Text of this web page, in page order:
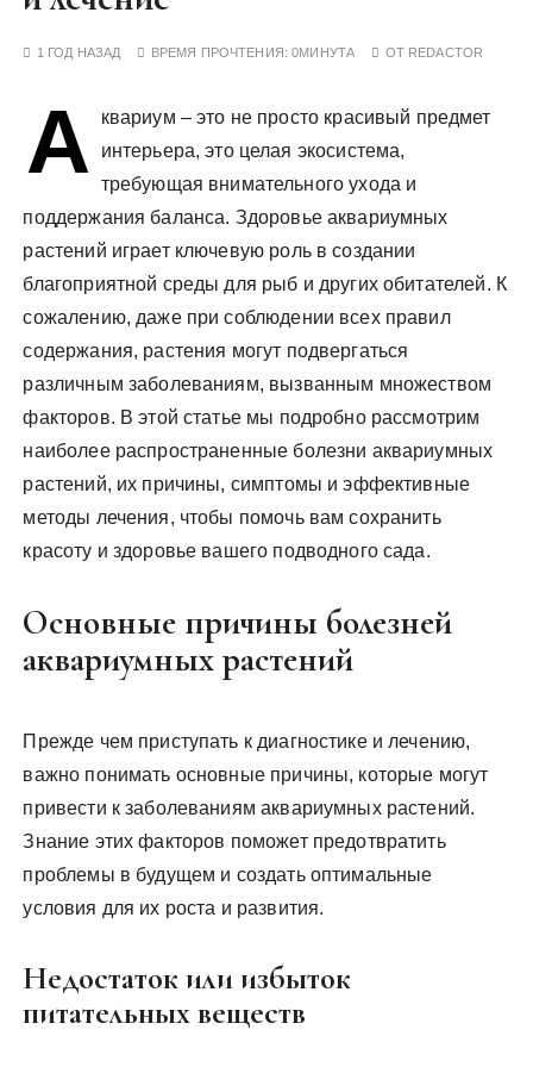
1 ГОД НАЗАД ВРЕМЯ ПРОЧТЕНИЯ:0МИНУТА ОТ REDACTOR
А
квариум – это не просто красивый предмет
интерьера, это целая экосистема,
требующая внимательного ухода и
поддержания баланса. Здоровье аквариумных
растений играет ключевую роль в создании
благоприятной среды для рыб и других обитателей. К
сожалению, даже при соблюдении всех правил
содержания, растения могут подвергаться
различным заболеваниям, вызванным множеством
факторов. В этой статье мы подробно рассмотрим
наиболее распространенные болезни аквариумных
растений, их причины, симптомы и эффективные
методы лечения, чтобы помочь вам сохранить
красоту и здоровье вашего подводного сада.
Основные причины болезней
аквариумных растений
Прежде чем приступать к диагностике и лечению,
важно понимать основные причины, которые могут
привести к заболеваниям аквариумных растений.
Знание этих факторов поможет предотвратить
проблемы в будущем и создать оптимальные
условия для их роста и развития.
Недостаток или избыток
питательных веществ